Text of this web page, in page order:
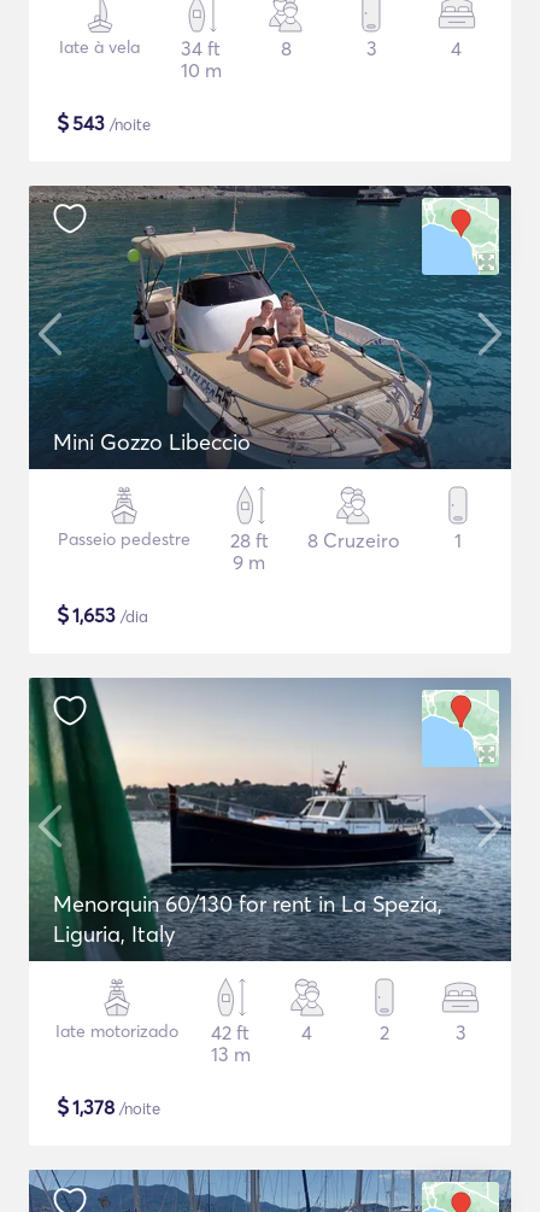
Iate à vela
34 ft
10 m
8 3 4
$543 /noite
Mini Gozzo Libeccio
Passeio pedestre
28 ft
9 m
8 Cruzeiro 1
$1,653 /dia
Menorquin 60/130 for rent in La Spezia,
Liguria, Italy
Iate motorizado
42 ft
13 m
4 2 3
$1,378 /noite